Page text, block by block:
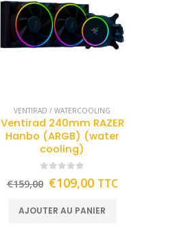
VENTIRAD / WATERCOOLING
Ventirad 240mm RAZER
Hanbo (ARGB) (water
cooling)
€159,00 €109,00 TTC
AJOUTER AU PANIER